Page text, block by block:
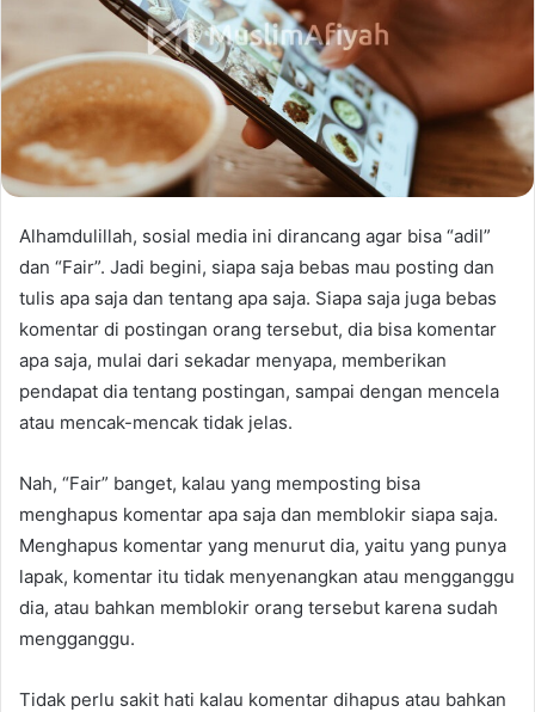
Alhamdulillah, sosial media ini dirancang agar bisa “adil”
dan “Fair”. Jadi begini, siapa saja bebas mau posting dan
tulis apa saja dan tentang apa saja. Siapa saja juga bebas
komentar di postingan orang tersebut, dia bisa komentar
apa saja, mulai dari sekadar menyapa, memberikan
pendapat dia tentang postingan, sampai dengan mencela
atau mencak-mencak tidak jelas.
Nah, “Fair” banget, kalau yang memposting bisa
menghapus komentar apa saja dan memblokir siapa saja.
Menghapus komentar yang menurut dia, yaitu yang punya
lapak, komentar itu tidak menyenangkan atau mengganggu
dia, atau bahkan memblokir orang tersebut karena sudah
mengganggu.
Tidak perlu sakit hati kalau komentar dihapus atau bahkan